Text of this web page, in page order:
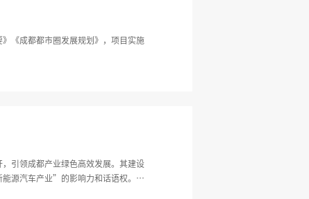
《成都都市圈发展规划》，项目实施
引领成都产业绿色高效发展。其建设
源汽车产业”的影响力和话语权。本